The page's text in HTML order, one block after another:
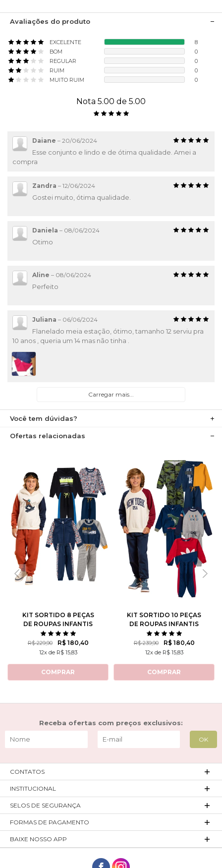
Avaliações do produto
EXCELENTE
8
BOM
0
REGULAR
0
RUIM
0
MUITO RUIM
0
Nota 5.00 de 5.00
Daiane – 20/06/2024
Esse conjunto e lindo e de ótima qualidade. Amei a
compra
Zandra – 12/06/2024
Gostei muito, ótima qualidade.
Daniela – 08/06/2024
Otimo
Aline – 08/06/2024
Perfeito
Juliana – 06/06/2024
Flanelado meia estação, ótimo, tamanho 12 serviu pra
10 anos , queria um 14 mas não tinha .
Carregar mais...
Você tem dúvidas?
Ofertas relacionadas
KIT SORTIDO 8 PEÇAS
DE ROUPAS INFANTIS
MASCULINO INVERNO - 4
CASACOS + 4 CALÇAS
R$ 229,90 R$ 180,40
12x de R$ 15,83
COMPRAR
KIT SORTIDO 10 PEÇAS
DE ROUPAS INFANTIS
MASCULINO INVERNO - 5
CASACOS + 5 CALÇAS
R$ 239,90 R$ 180,40
12x de R$ 15,83
COMPRAR
Receba ofertas com preços exclusivos:
CONTATOS
INSTITUCIONAL
SELOS DE SEGURANÇA
FORMAS DE PAGAMENTO
BAIXE NOSSO APP